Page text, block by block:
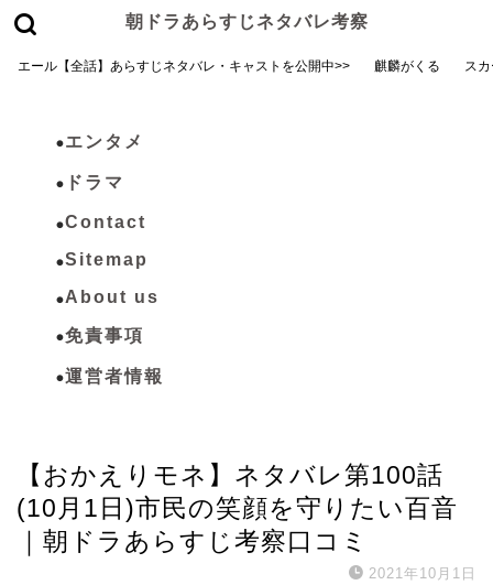
朝ドラあらすじネタバレ考察
エール【全話】あらすじネタバレ・キャストを公開中>> 麒麟がくる ス
エンタメ
ドラマ
Contact
Sitemap
About us
免責事項
運営者情報
【おかえりモネ】ネタバレ第100話
(10月1日)市民の笑顔を守りたい百音
｜朝ドラあらすじ考察口コミ
2021年10月1日